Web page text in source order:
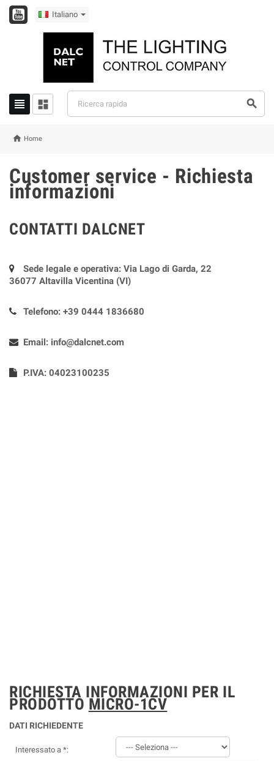
Italiano
  
 Home
Customer service - Richiesta
informazioni
CONTATTI DALCNET
Sede legale e operativa: Via Lago di Garda, 22
36077 Altavilla Vicentina (VI)
Telefono: +39 0444 1836680
Email: info@dalcnet.com
P.IVA: 04023100235
RICHIESTA INFORMAZIONI PER IL
PRODOTTO MICRO-1CV
DATI RICHIEDENTE
Interessato a *: